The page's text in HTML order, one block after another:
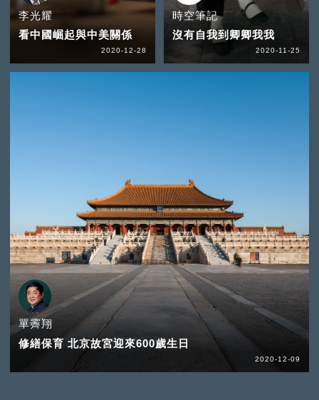
李光耀
看中國崛起與中美關係
2020-12-28
單霽翔
修繕保育 北京故宮迎來600歲生日
2020-12-09
時空筆記
沒有自我到卿卿我我
2020-11-25